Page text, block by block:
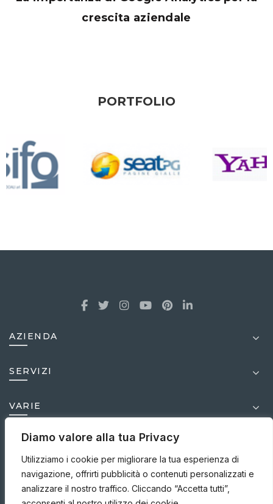
Diamo valore alla tua Privacy
Utilizziamo i cookie per migliorare la tua esperienza di
navigazione, offrirti pubblicità o contenuti personalizzati e
analizzare il nostro traffico. Cliccando “Accetta tutti”,
crescita aziendale
PORTFOLIO
AZIENDA
SERVIZI
VARIE
MEDIA